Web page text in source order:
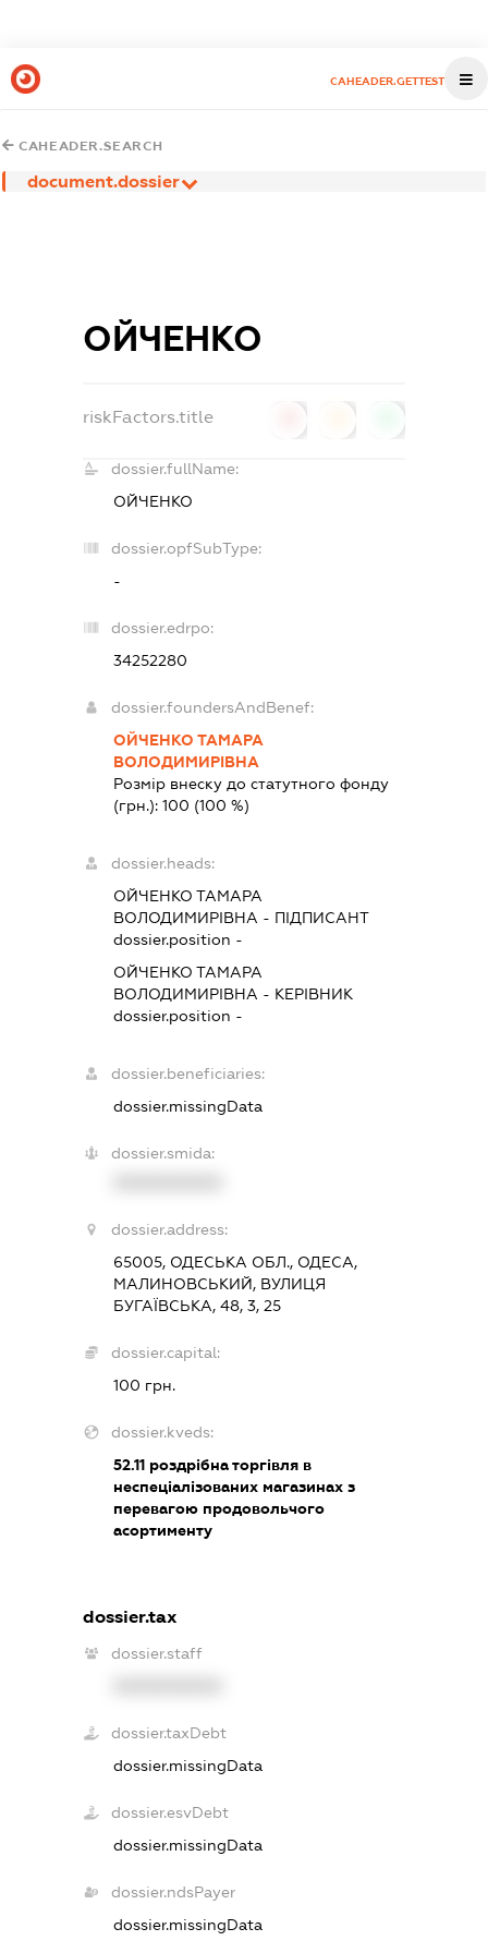
CAHEADER.GETTEST
CAHEADER.SEARCH
document.dossier
ОЙЧЕНКО
riskFactors.title
dossier.fullName:
ОЙЧЕНКО
dossier.opfSubType:
-
dossier.edrpo:
34252280
dossier.foundersAndBenef:
ОЙЧЕНКО ТАМАРА
ВОЛОДИМИРІВНА
Розмір внеску до статутного фонду
(грн.): 100 (100 %)
dossier.heads:
ОЙЧЕНКО ТАМАРА
ВОЛОДИМИРІВНА - ПІДПИСАНТ
dossier.position -
ОЙЧЕНКО ТАМАРА
ВОЛОДИМИРІВНА - КЕРІВНИК
dossier.position -
dossier.beneficiaries:
dossier.missingData
dossier.smida:
dossier.address:
65005, ОДЕСЬКА ОБЛ., ОДЕСА,
МАЛИНОВСЬКИЙ, ВУЛИЦЯ
БУГАЇВСЬКА, 48, 3, 25
dossier.capital:
100 грн.
dossier.kveds:
52.11роздрібна торгівля в
неспеціалізованих магазинах з
перевагою продовольчого
асортименту
dossier.tax
dossier.staff
dossier.taxDebt
dossier.missingData
dossier.esvDebt
dossier.missingData
dossier.ndsPayer
dossier.missingData